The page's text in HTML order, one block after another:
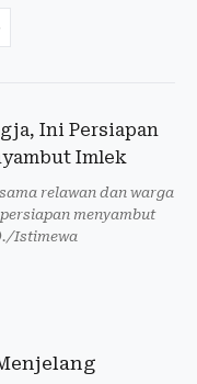
relawan dan warga
menyambut
Istimewa